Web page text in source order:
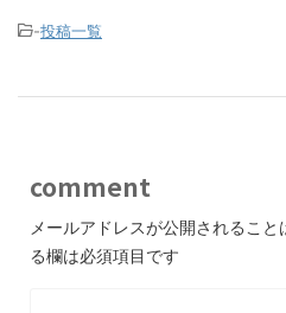
-投稿一覧
comment
メールアドレスが公開されること
る欄は必須項目です